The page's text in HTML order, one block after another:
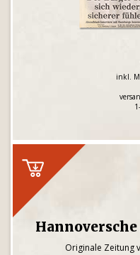
inkl.
Originale Zeitung